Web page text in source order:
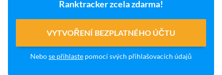
Ranktracker zcela zdarma!
VYTVOŘENÍ BEZPLATNÉHO ÚČTU
Nebose přihlaste pomocí svých přihlašovacích údajů